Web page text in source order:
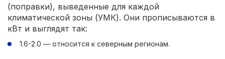
(поправки), выведенные для каждой
климатической зоны (УМК). Они прописываются в
кВт и выглядят так:
1.6-2.0 — относится к северным регионам.